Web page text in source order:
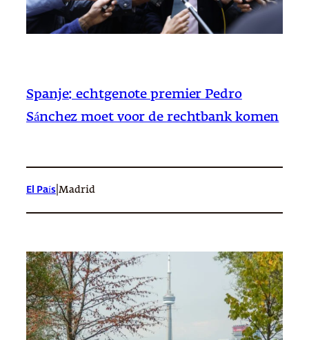
Spanje: echtgenote premier Pedro
Sánchez moet voor de rechtbank komen
El País Madrid